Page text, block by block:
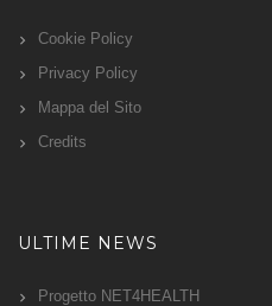
Cookie Policy
Privacy Policy
Mappa del Sito
Credits
ULTIME NEWS
Progetto NET4HEALTH